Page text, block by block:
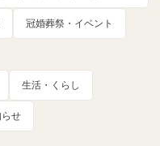
冠婚葬祭・イベント
生活・くらし
せ